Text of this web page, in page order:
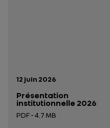
Date de publication:
12 juin 2026
Présentation
institutionnelle 2026
PDF - 4.7 MB